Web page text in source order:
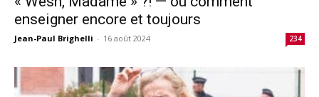
enseigner encore et toujours
Jean-Paul Brighelli - 16 août 2024 234